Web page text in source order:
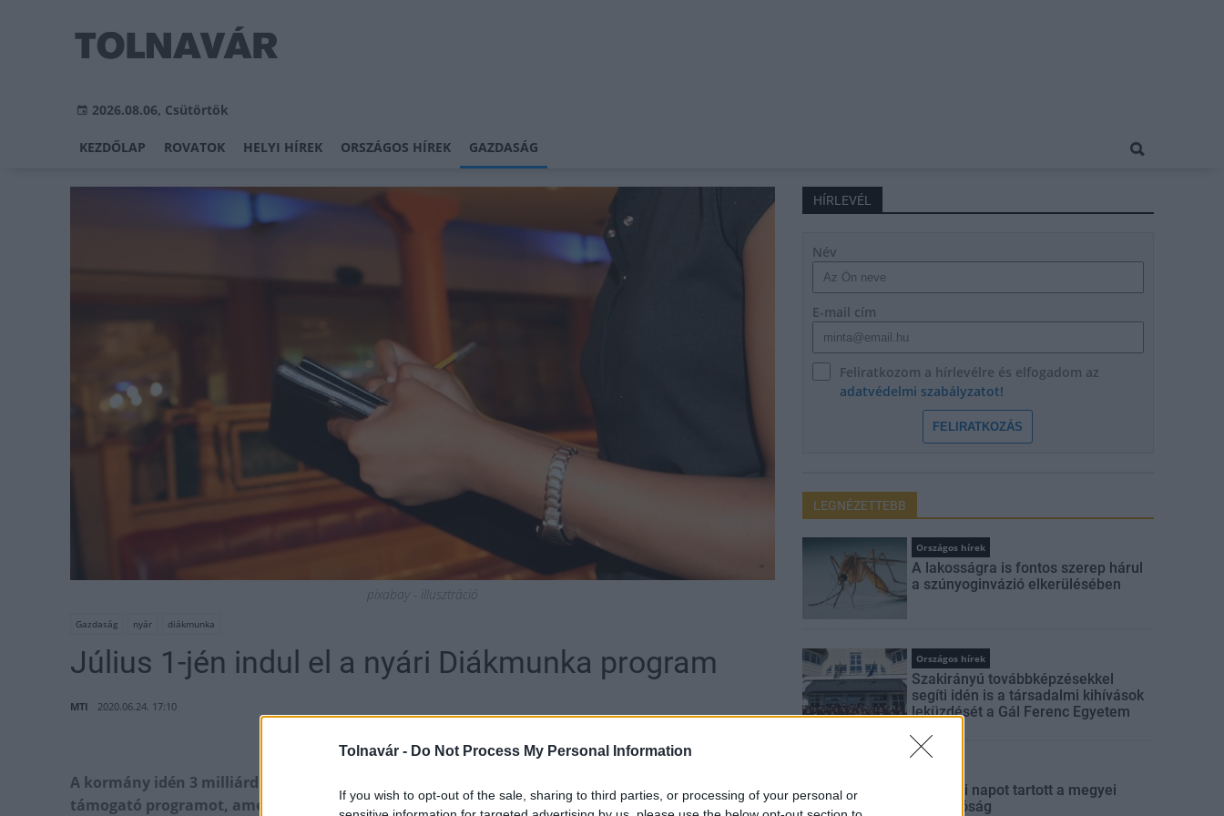
Tolnavár - Do Not Process My Personal Information
If you wish to opt-out of the sale, sharing to third parties, or processing of your personal or
2026.08.06, Csütörtök
KEZDŐLAP ROVATOK HELYI HÍREK ORSZÁGOS HÍREK GAZDASÁG
pixabay - illusztráció
Gazdaság nyár diákmunka
Július 1-jén indul el a nyári Diákmunka program
MTI 2020.06.24. 17:10
A kormány idén 3 milliárd forintos keretösszeggel indítja el a diákok nyári munkavállalását
támogató programot, amelyben a 16-25 év közötti, nappali tagozatos tanulók vehetnek részt,
HÍRLEVÉL
Név
E-mail cím
Feliratkozom a hírlevélre és elfogadom az
adatvédelmi szabályzatot!
FELIRATKOZÁS
LEGNÉZETTEBB
Országos hírek
A lakosságra is fontos szerep hárul
a szúnyoginvázió elkerülésében
Országos hírek
Szakirányú továbbképzésekkel
segíti idén is a társadalmi kihívások
leküzdését a Gál Ferenc Egyetem
Szakmai napot tartott a megyei
igazgatóság